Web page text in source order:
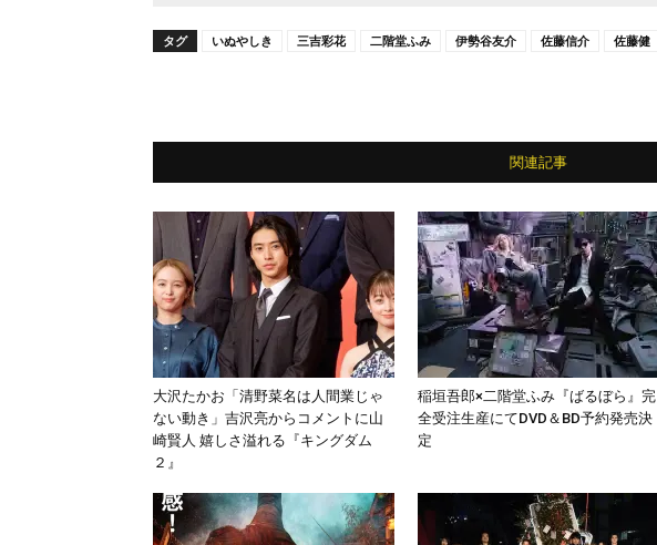
タグ いぬやしき 三吉彩花 二階堂ふみ 伊勢谷友介 佐藤信介 佐藤健
関連記事
大沢たかお「清野菜名は人間業じゃ
ない動き」吉沢亮からコメントに山
崎賢人 嬉しさ溢れる『キングダム
２』
稲垣吾郎×二階堂ふみ『ばるぼら』完
全受注生産にてDVD＆BD予約発売決
定